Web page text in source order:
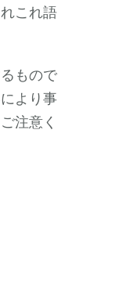
これ語
もので
より事
注意く